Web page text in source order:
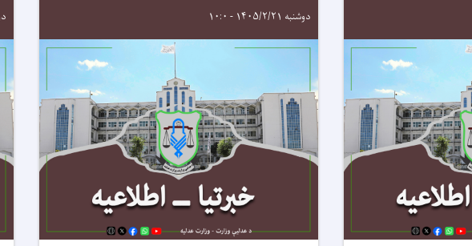
دوشنبه ۱۴۰۵/۲/۲۱ - ۱۰:۰